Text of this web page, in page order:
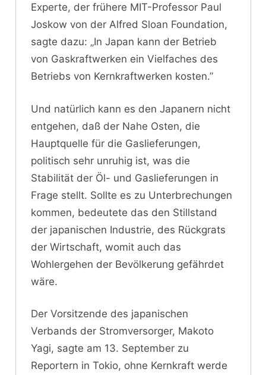
Experte, der frühere MIT-Professor Paul
Joskow von der Alfred Sloan Foundation,
sagte dazu: „In Japan kann der Betrieb
von Gaskraftwerken ein Vielfaches des
Betriebs von Kernkraftwerken kosten.”
Und natürlich kann es den Japanern nicht
entgehen, daß der Nahe Osten, die
Hauptquelle für die Gaslieferungen,
politisch sehr unruhig ist, was die
Stabilität der Öl- und Gaslieferungen in
Frage stellt. Sollte es zu Unterbrechungen
kommen, bedeutete das den Stillstand
der japanischen Industrie, des Rückgrats
der Wirtschaft, womit auch das
Wohlergehen der Bevölkerung gefährdet
wäre.
Der Vorsitzende des japanischen
Verbands der Stromversorger, Makoto
Yagi, sagte am 13. September zu
Reportern in Tokio, ohne Kernkraft werde